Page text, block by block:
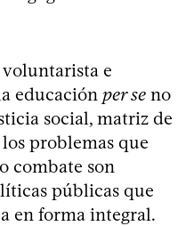
e
educación per se no
social, matriz de
problemas que
combate son
públicas que
en forma integral.